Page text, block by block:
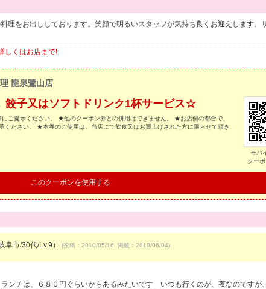
理をお出ししております。笑顔で明るいスタッフが気持ち良くお迎えします。
しくはお店まで!
龍泉鷺山店
餃子又はソフトドリンク1杯サービス☆
ご提示ください。 ★他のクーポン券との併用はできません。 ★お店側の都合で、
ください。 ★本券のご使用は、当店にて飲食又はお買上げされた方に限らせて頂き
モバ
クー
このクーポンを使用する
阜市/30代/Lv.9） (投稿：2010/05/16 掲載：2010/06/04)
ンチは、６８０円ぐらいからあるみたいです いつも行くのが、夜なのですが